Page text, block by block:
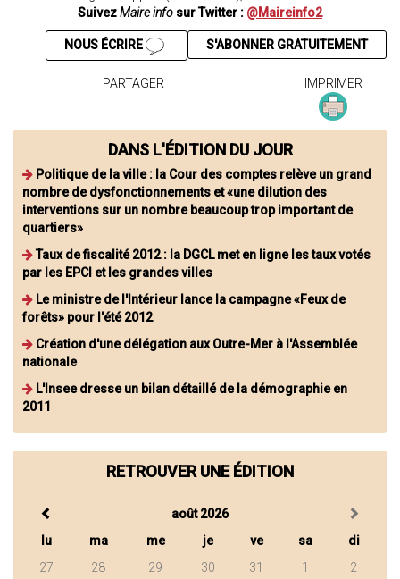
SuivezMaire info sur Twitter : @Maireinfo2
S'ABONNER GRATUITEMENT
NOUS ÉCRIRE
PARTAGER IMPRIMER
DANS L'ÉDITION DU JOUR
Politique de la ville : la Cour des comptes relève un grand
nombre de dysfonctionnements et «une dilution des
interventions sur un nombre beaucoup trop important de
quartiers»
Taux de fiscalité 2012 : la DGCL met en ligne les taux votés
par les EPCI et les grandes villes
Le ministre de l'Intérieur lance la campagne «Feux de
forêts» pour l'été 2012
Création d'une délégation aux Outre-Mer à l'Assemblée
nationale
L'Insee dresse un bilan détaillé de la démographie en
2011
RETROUVER UNE ÉDITION
août 2026
lu
ma me je ve sa
di
27
28 29 30 31 1 2